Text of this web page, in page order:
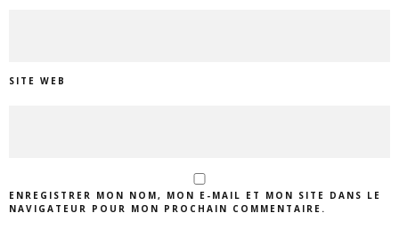
SITE WEB
ENREGISTRER MON NOM, MON E-MAIL ET MON SITE DANS LE
NAVIGATEUR POUR MON PROCHAIN COMMENTAIRE.